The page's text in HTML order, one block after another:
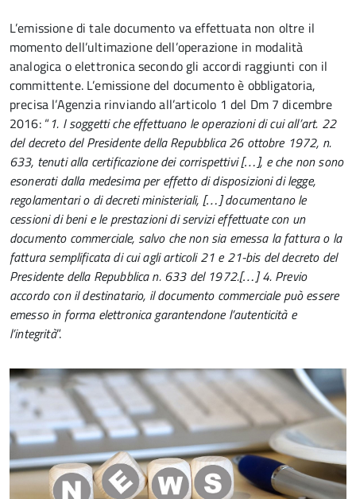
L’emissione di tale documento va effettuata non oltre il
momento dell’ultimazione dell’operazione in modalità
analogica o elettronica secondo gli accordi raggiunti con il
committente. L’emissione del documento è obbligatoria,
precisa l’Agenzia rinviando all’articolo 1 del Dm 7 dicembre
2016: “1. I soggetti che effettuano le operazioni di cui all’art. 22
del decreto del Presidente della Repubblica 26 ottobre 1972, n.
633, tenuti alla certificazione dei corrispettivi […], e che non sono
esonerati dalla medesima per effetto di disposizioni di legge,
regolamentari o di decreti ministeriali, […] documentano le
cessioni di beni e le prestazioni di servizi effettuate con un
documento commerciale, salvo che non sia emessa la fattura o la
fattura semplificata di cui agli articoli 21 e 21-bis del decreto del
Presidente della Repubblica n. 633 del 1972.[…] 4. Previo
accordo con il destinatario, il documento commerciale può essere
emesso in forma elettronica garantendone l’autenticità e
l’integrità”.